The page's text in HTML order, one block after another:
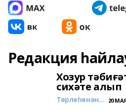
Редакция
Хозур
сихәте алып
Төрлөһөнән... 20